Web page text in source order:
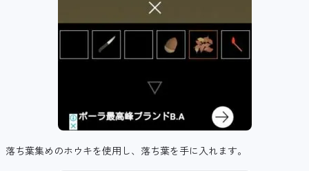
落ち葉集めのホウキを使用し、落ち葉を手に入れます。